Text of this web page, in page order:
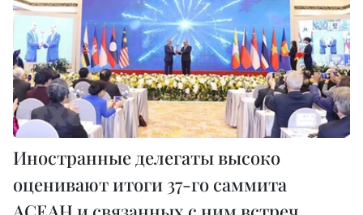
Иностранные делегаты высоко
оценивают итоги 37-го саммита